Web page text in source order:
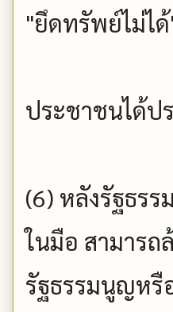
"ยึดทรัพย์ไม่ไ
ประชาชนได้ป
(6) หลังรัฐธร
ในมือ สามารถ
รัฐธรรมนูญหรื